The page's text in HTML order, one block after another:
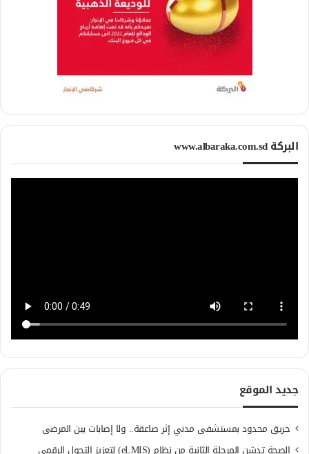
البركة www.albaraka.com.sd
جديد الموقع
حريق محدود بمستشفى مدني إثر صاعقة.. ولا إصابات بين المرضى
الصحة تدشن المرحلة الثانية من نظام (eLMIS) لتعزيز التحول الرقمي